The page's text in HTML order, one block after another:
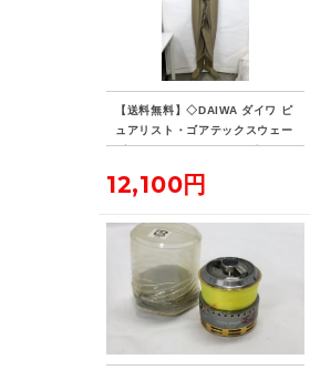
【送料無料】◇DAIWA ダイワ ピ
ュアリスト・ゴアテックスウェー
ダー PLW-4201G Lサイズ
12,100円